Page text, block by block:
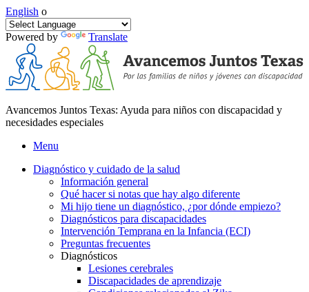
English o
Powered by Translate
Avancemos Juntos Texas: Ayuda para niños con discapacidad y
necesidades especiales
Menu
Diagnóstico y cuidado de la salud
Información general
Qué hacer si notas que hay algo diferente
Mi hijo tiene un diagnóstico, ¿por dónde empiezo?
Diagnósticos para discapacidades
Intervención Temprana en la Infancia (ECI)
Preguntas frecuentes
Diagnósticos
Lesiones cerebrales
Discapacidades de aprendizaje